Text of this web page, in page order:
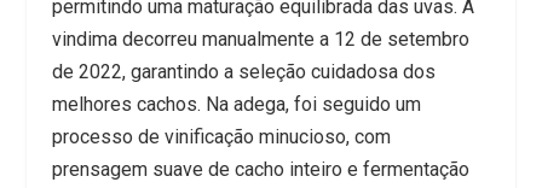
permitindo uma maturação equilibrada das uvas. A
vindima decorreu manualmente a 12 de setembro
de 2022, garantindo a seleção cuidadosa dos
melhores cachos. Na adega, foi seguido um
processo de vinificação minucioso, com
prensagem suave de cacho inteiro e fermentação